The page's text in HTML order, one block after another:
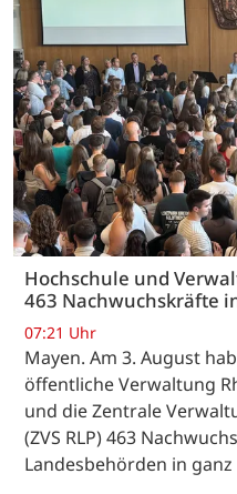
Hochschule und
463 Nachwuchskräfte
07:21 Uhr
Mayen. Am 3. August
öffentliche Verwaltung
und die Zentrale
(ZVS RLP) 463
Landesbehörden in